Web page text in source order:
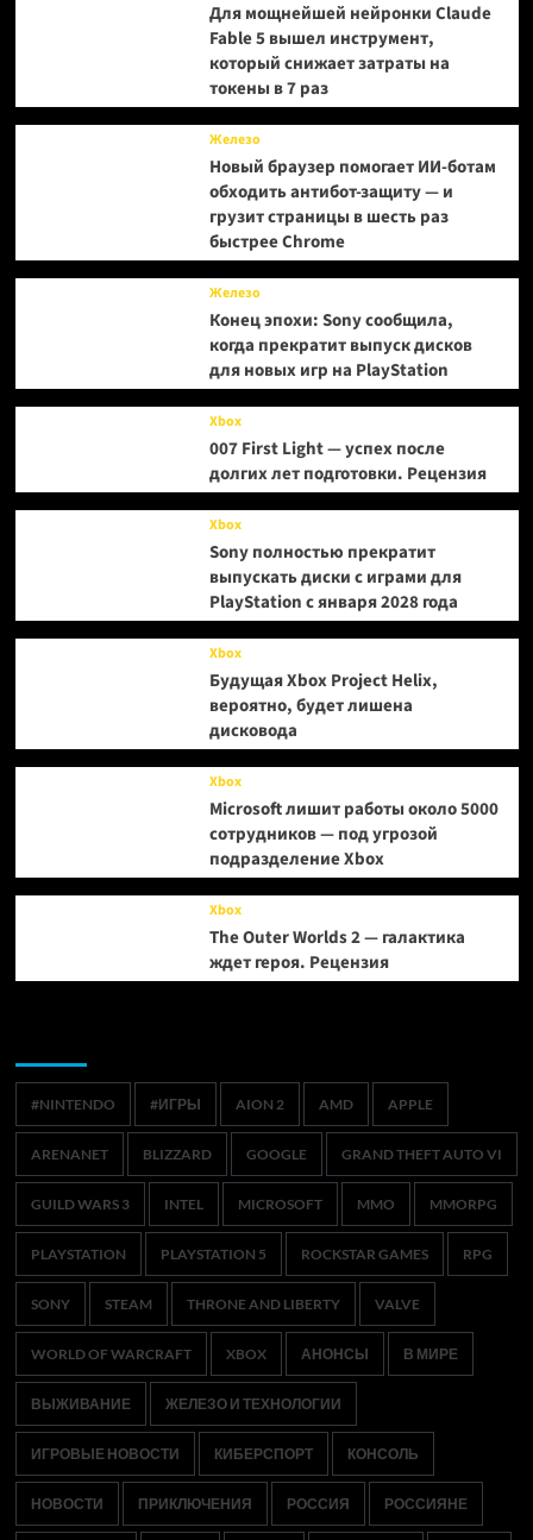
Для мощнейшей нейронки Claude
Fable 5 вышел инструмент,
который снижает затраты на
токены в 7 раз
Железо
Новый браузер помогает ИИ-ботам
обходить антибот-защиту — и
грузит страницы в шесть раз
быстрее Chrome
Железо
Конец эпохи: Sony сообщила,
когда прекратит выпуск дисков
для новых игр на PlayStation
Xbox
007 First Light — успех после
долгих лет подготовки. Рецензия
Xbox
Sony полностью прекратит
выпускать диски с играми для
PlayStation с января 2028 года
Xbox
Будущая Xbox Project Helix,
вероятно, будет лишена
дисковода
Xbox
Microsoft лишит работы около 5000
сотрудников — под угрозой
подразделение Xbox
Xbox
The Outer Worlds 2 — галактика
ждет героя. Рецензия
#NINTENDO #ИГРЫ AION 2 AMD APPLE
ARENANET BLIZZARD GOOGLE GRAND THEFT AUTO VI
GUILD WARS 3 INTEL MICROSOFT MMO MMORPG
PLAYSTATION PLAYSTATION 5 ROCKSTAR GAMES RPG
SONY STEAM THRONE AND LIBERTY VALVE
WORLD OF WARCRAFT XBOX АНОНСЫ В МИРЕ
ВЫЖИВАНИЕ ЖЕЛЕЗО И ТЕХНОЛОГИИ
ИГРОВЫЕ НОВОСТИ КИБЕРСПОРТ КОНСОЛЬ
НОВОСТИ ПРИКЛЮЧЕНИЯ РОССИЯ РОССИЯНЕ